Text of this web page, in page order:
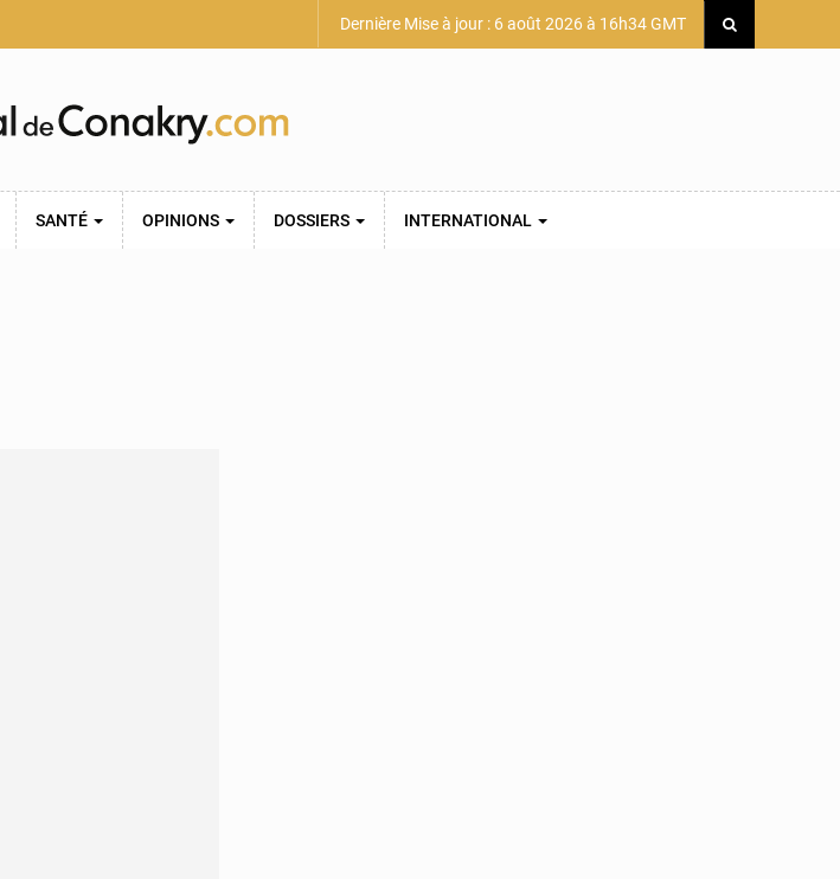
Dernière Mise à jour : 6 août 2026 à 16h34 GMT
SANTÉ OPINIONS DOSSIERS INTERNATIONAL